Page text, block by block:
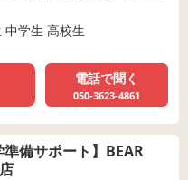
中学生 高校生
電話で聞く
050-3623-4861
準備サポート】BEAR